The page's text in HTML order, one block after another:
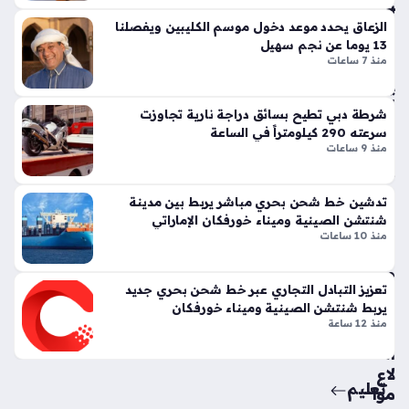
تين
نتا
ل
ي
تي
س
وبر
ورت
س
تك
قوا
عد
الت
مي
م
الت
هر
جا
ن
الع
ين
للثن
ايا
منذ
دقي
قة
مخ
او
ف
من
اند
لاع
موا
الزعاق يحدد موعد دخول موسم الكليبين ويفصلنا
13 يوما عن نجم سهيل
منذ 7 ساعات
شرطة دبي تطيح بسائق دراجة نارية تجاوزت
سرعته 290 كيلومتراً في الساعة
منذ 9 ساعات
تدشين خط شحن بحري مباشر يربط بين مدينة
شنتشن الصينية وميناء خورفكان الإماراتي
منذ 10 ساعات
تعزيز التبادل التجاري عبر خط شحن بحري جديد
يربط شنتشن الصينية وميناء خورفكان
منذ 12 ساعة
تعليم